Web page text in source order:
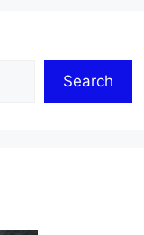
Search